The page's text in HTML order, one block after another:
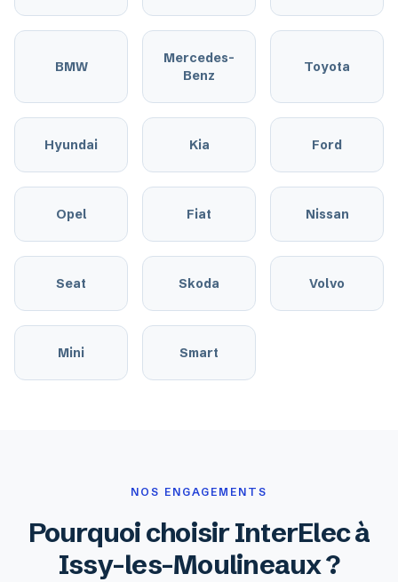
BMW
Mercedes-
Benz
Toyota
Hyundai Kia Ford
Opel Fiat Nissan
Seat Skoda Volvo
Mini Smart
NOS ENGAGEMENTS
Pourquoi choisir InterElec à
Issy-les-Moulineaux ?